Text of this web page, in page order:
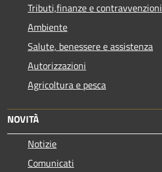
Tributi,finanze e contravvenzioni
Ambiente
Salute, benessere e assistenza
Autorizzazioni
Agricoltura e pesca
NOVITÀ
Notizie
Comunicati